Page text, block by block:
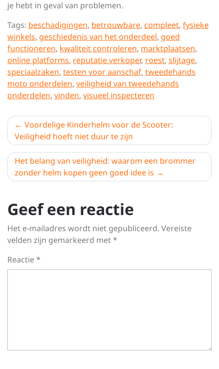
je hebt in geval van problemen.
Tags: beschadigingen, betrouwbare, compleet, fysieke
winkels, geschiedenis van het onderdeel, goed
functioneren, kwaliteit controleren, marktplaatsen,
online platforms, reputatie verkoper, roest, slijtage,
speciaalzaken, testen voor aanschaf, tweedehands
moto onderdelen, veiligheid van tweedehands
onderdelen, vinden, visueel inspecteren
Berichtnavigatie
Voordelige Kinderhelm voor de Scooter:
Veiligheid hoeft niet duur te zijn
Het belang van veiligheid: waarom een brommer
zonder helm kopen geen goed idee is
Geef een reactie
Het e-mailadres wordt niet gepubliceerd. Vereiste
velden zijn gemarkeerd met*
Reactie*